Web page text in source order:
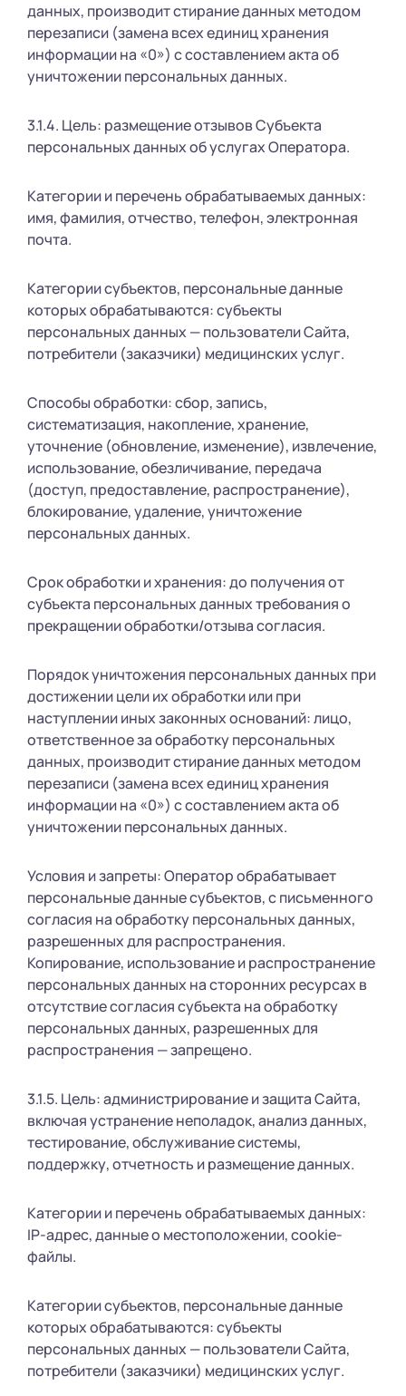
данных, производит стирание данных методом
перезаписи (замена всех единиц хранения
информации на «0») с составлением акта об
уничтожении персональных данных.
3.1.4. Цель: размещение отзывов Субъекта
персональных данных об услугах Оператора.
Категории и перечень обрабатываемых данных:
имя, фамилия, отчество, телефон, электронная
почта.
Категории субъектов, персональные данные
которых обрабатываются: субъекты
персональных данных — пользователи Сайта,
потребители (заказчики) медицинских услуг.
Способы обработки: сбор, запись,
систематизация, накопление, хранение,
уточнение (обновление, изменение), извлечение,
использование, обезличивание, передача
(доступ, предоставление, распространение),
блокирование, удаление, уничтожение
персональных данных.
Срок обработки и хранения: до получения от
субъекта персональных данных требования о
прекращении обработки/отзыва согласия.
Порядок уничтожения персональных данных при
достижении цели их обработки или при
наступлении иных законных оснований: лицо,
ответственное за обработку персональных
данных, производит стирание данных методом
перезаписи (замена всех единиц хранения
информации на «0») с составлением акта об
уничтожении персональных данных.
Условия и запреты: Оператор обрабатывает
персональные данные субъектов, с письменного
согласия на обработку персональных данных,
разрешенных для распространения.
Копирование, использование и распространение
персональных данных на сторонних ресурсах в
отсутствие согласия субъекта на обработку
персональных данных, разрешенных для
распространения — запрещено.
3.1.5. Цель: администрирование и защита Сайта,
включая устранение неполадок, анализ данных,
тестирование, обслуживание системы,
поддержку, отчетность и размещение данных.
Категории и перечень обрабатываемых данных:
IP-адрес, данные о местоположении, cookie-
файлы.
Категории субъектов, персональные данные
которых обрабатываются: субъекты
персональных данных — пользователи Сайта,
потребители (заказчики) медицинских услуг.